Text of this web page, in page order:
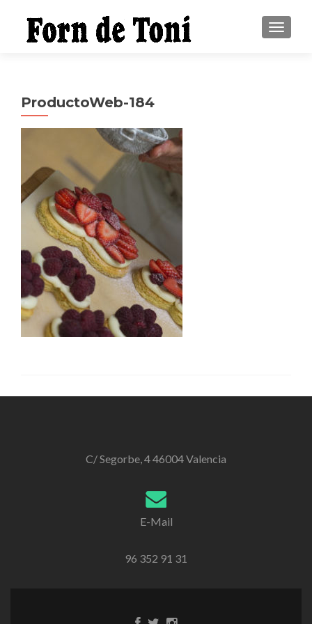
ProductoWeb-184
C/ Segorbe, 4 46004 Valencia
E-Mail
96 352 91 31
Enlace
EnlaceEnlace